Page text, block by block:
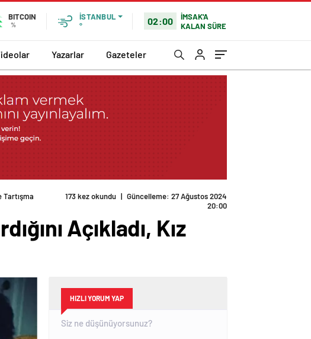
BITCOIN
%
İSTANBUL
°
02:00
İMSAK'A
KALAN SÜRE
Yazarlar Gazeteler
Tartışma
173 kez okundu | Güncelleme: 27 Ağustos 2024
20:00
Açıkladı, Kız
HIZLI YORUM YAP